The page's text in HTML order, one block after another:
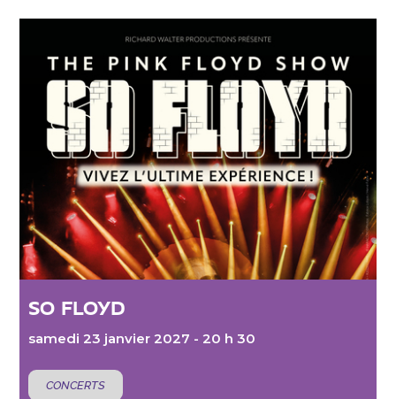
SO FLOYD
samedi 23 janvier 2027 - 20 h 30
CONCERTS